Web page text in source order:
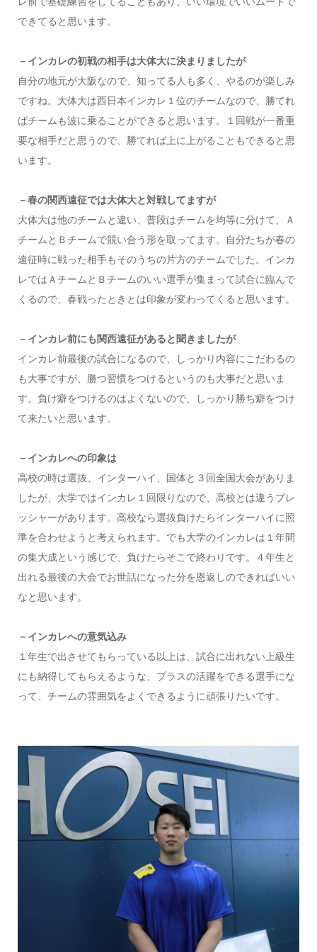
できてると思います。
－インカレの初戦の相手は大体大に決まりましたが
自分の地元が大阪なので、知ってる人も多く、やるのが楽しみ
ですね。大体大は西日本インカレ１位のチームなので、勝てれ
ばチームも波に乗ることができると思います。１回戦が一番重
要な相手だと思うので、勝てれば上に上がることもできると思
います。
－春の関西遠征では大体大と対戦してますが
大体大は他のチームと違い、普段はチームを均等に分けて、Ａ
チームとＢチームで競い合う形を取ってます。自分たちが春の
遠征時に戦った相手もそのうちの片方のチームでした。インカ
レではＡチームとＢチームのいい選手が集まって試合に臨んで
くるので、春戦ったときとは印象が変わってくると思います。
－インカレ前にも関西遠征があると聞きましたが
インカレ前最後の試合になるので、しっかり内容にこだわるの
も大事ですが、勝つ習慣をつけるというのも大事だと思いま
す。負け癖をつけるのはよくないので、しっかり勝ち癖をつけ
て来たいと思います。
－インカレへの印象は
高校の時は選抜、インターハイ、国体と３回全国大会がありま
したが、大学ではインカレ１回限りなので、高校とは違うプレ
ッシャーがあります。高校なら選抜負けたらインターハイに照
準を合わせようと考えられます。でも大学のインカレは１年間
の集大成という感じで、負けたらそこで終わりです。４年生と
出れる最後の大会でお世話になった分を恩返しのできればいい
なと思います。
－インカレへの意気込み
１年生で出させてもらっている以上は、試合に出れない上級生
にも納得してもらえるような、プラスの活躍をできる選手にな
って、チームの雰囲気をよくできるように頑張りたいです。